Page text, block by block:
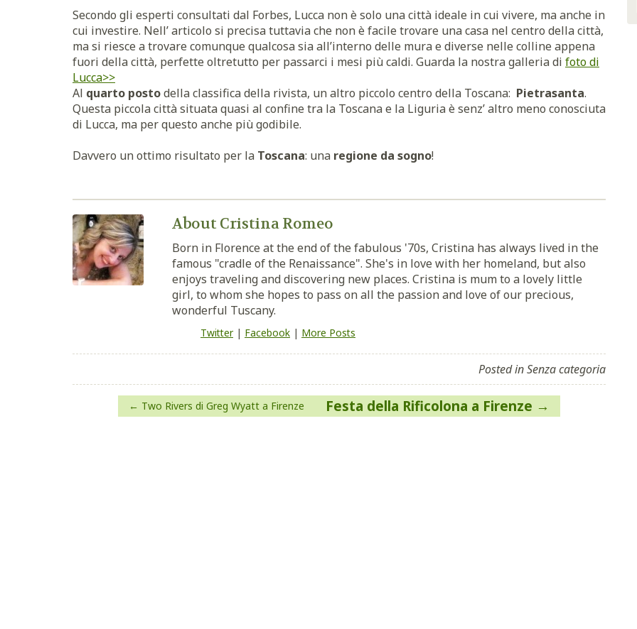
Secondo gli esperti consultati dal Forbes, Lucca non è solo una città ideale in cui vivere, ma anche in
cui investire. Nell’ articolo si precisa tuttavia che non è facile trovare una casa nel centro della città,
ma si riesce a trovare comunque qualcosa sia all’interno delle mura e diverse nelle colline appena
fuori della città, perfette oltretutto per passarci i mesi più caldi. Guarda la nostra galleria di foto di
Lucca>>
Al quarto postodella classifica della rivista, un altro piccolo centro della Toscana: Pietrasanta.
Questa piccola città situata quasi al confine tra la Toscana e la Liguria è senz’ altro meno conosciuta
di Lucca, ma per questo anche più godibile.
Davvero un ottimo risultato per la Toscana: una regione da sogno!
About Cristina Romeo
Born in Florence at the end of the fabulous '70s, Cristina has always lived in the
famous "cradle of the Renaissance". She's in love with her homeland, but also
enjoys traveling and discovering new places. Cristina is mum to a lovely little
girl, to whom she hopes to pass on all the passion and love of our precious,
wonderful Tuscany.
Twitter| Facebook | More Posts
Posted in Senza categoria
Navigazione
articoli
Festa della Rificolona a Firenze
Two Rivers di Greg Wyatt a Firenze